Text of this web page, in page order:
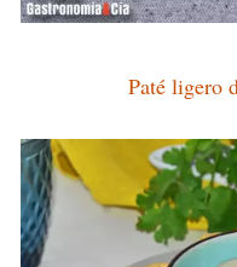
Paté ligero